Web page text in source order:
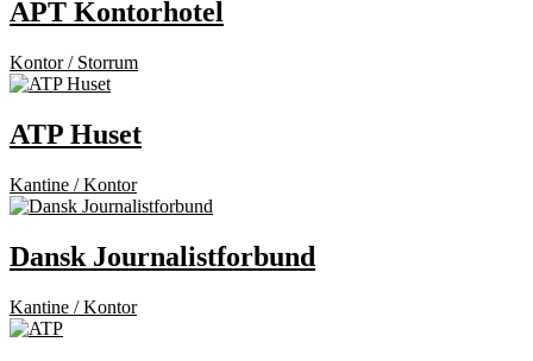
APT Kontorhotel
Kontor / Storrum
ATP Huset
Kantine / Kontor
Dansk Journalistforbund
Kantine / Kontor